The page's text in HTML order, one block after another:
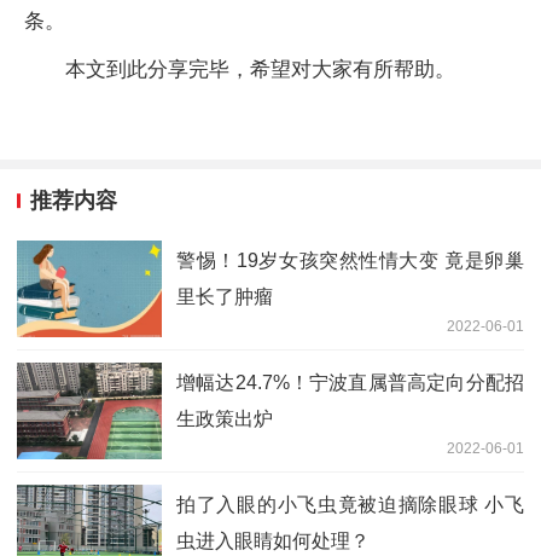
条。
本文到此分享完毕，希望对大家有所帮助。
推荐内容
警惕！19岁女孩突然性情大变 竟是卵巢
里长了肿瘤
2022-06-01
增幅达24.7%！宁波直属普高定向分配招
生政策出炉
2022-06-01
拍了入眼的小飞虫竟被迫摘除眼球 小飞
虫进入眼睛如何处理？